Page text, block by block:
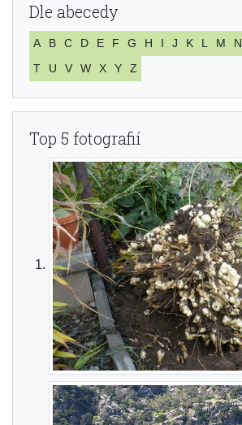
Dle abecedy
A B C D E F G H I J K L M N
T
U V W X Y Z
Top 5 fotografií